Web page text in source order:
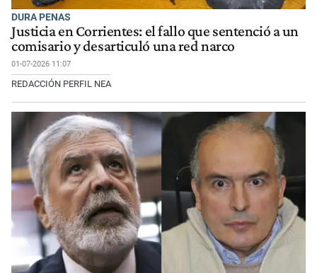
DURA PENAS
Justicia en Corrientes: el fallo que sentenció a un
comisario y desarticuló una red narco
01-07-2026 11:07
REDACCIÓN PERFIL NEA